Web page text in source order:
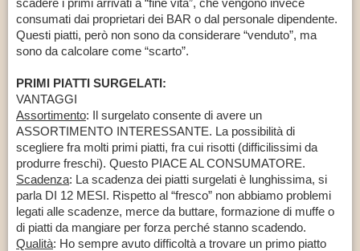
scadere i primi arrivati a “fine vita”, che vengono invece
consumati dai proprietari dei BAR o dal personale dipendente.
Questi piatti, però non sono da considerare “venduto”, ma
sono da calcolare come “scarto”.
PRIMI PIATTI SURGELATI:
VANTAGGI
Assortimento: Il surgelato consente di avere un
ASSORTIMENTO INTERESSANTE. La possibilità di
scegliere fra molti primi piatti, fra cui risotti (difficilissimi da
produrre freschi). Questo PIACE AL CONSUMATORE.
Scadenza: La scadenza dei piatti surgelati è lunghissima, si
parla DI 12 MESI. Rispetto al “fresco” non abbiamo problemi
legati alle scadenze, merce da buttare, formazione di muffe o
di piatti da mangiare per forza perché stanno scadendo.
Qualità: Ho sempre avuto difficoltà a trovare un primo piatto